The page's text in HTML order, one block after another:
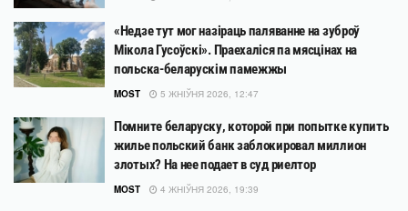
«Недзе тут мог назіраць паляванне на зуброў
Мікола Гусоўскі». Праехаліся па мясцінах на
польска-беларускім памежжы
MOST 5 ЖНІЎНЯ 2026, 12:47
Помните беларуску, которой при попытке купить
жилье польский банк заблокировал миллион
злотых? На нее подает в суд риелтор
MOST 4 ЖНІЎНЯ 2026, 19:39